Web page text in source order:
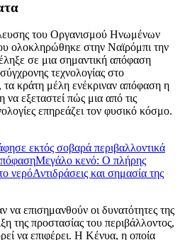
του Οργανισμού Ηνωμένων
ολοκληρώθηκε στην Ναϊρόμπι την
σε μια σημαντική απόφαση
τεχνολογίας στο
κράτη μέλη ενέκριναν απόφαση η
να εξεταστεί πώς μια από τις
επηρεάζει τον φυσικό κόσμο.
εκτός σοβαρά περιβαλλοντικά
Μεγάλο κενό: Ο πλήρης
νερόΑντιδράσεις και σημασία της
να επισημανθούν οι δυνατότητες της
της προστασίας του περιβάλλοντος,
να επιφέρει. Η Κένυα, η οποία